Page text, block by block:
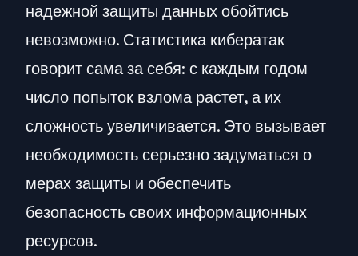
надежной защиты данных обойтись
невозможно. Статистика кибератак
говорит сама за себя: с каждым годом
число попыток взлома растет, а их
сложность увеличивается. Это вызывает
необходимость серьезно задуматься о
мерах защиты и обеспечить
безопасность своих информационных
ресурсов.